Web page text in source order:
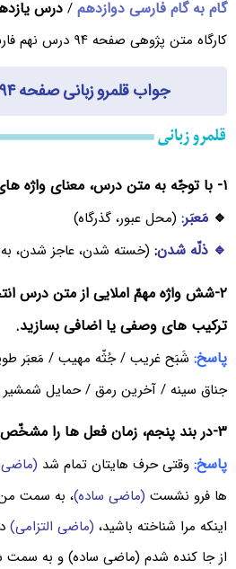
گام به گام فارسی دوازدهم / درس
کارگاه متن پژوهی صفحه ۹۴ درس نهم فارسی دوازدهم
جواب قلمرو زبانی صفحه ۹۴ فارسی دوازدهم
۱- با توجّه به متن درس، معنای واژه های زیر را بنویسید.
🔹 مَعبَر: (محل عبور، گذرگاه)
🔹 ذلّه شدن: (خسته شدن، عاجز شدن،
۲-شش واژه مهمّ املایی از متن درس
ترکیب های وصفی یا اضافی بسازید.
پاسخ: شَبَح غریب / جُثّه مهیب / مَعبَر
جناق سینه / آخرین رمق / حمایل
۳-در بند پنجم، زمان فعل ها را مشخّص کنید.
پاسخ: وقتی حرف هایتان تمام شد
ها فرو نشست (ماضی ساده)، به سمت
اینکه مرا شناخته باشید، (ماضی التزامی)
از جا کنده شدم (ماضی ساده) و به سمت